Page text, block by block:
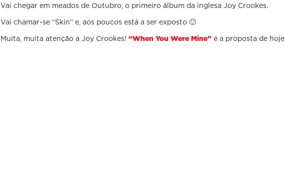
Vai chegar em meados de Outubro, o primeiro álbum da inglesa Joy Crookes.
Vai chamar-se “Skin” e, aos poucos está a ser exposto 🙂
Muita, muita atenção a Joy Crookes! “When You Were Mine” é a proposta de hoje.